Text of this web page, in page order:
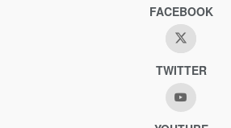
FACEBOOK
TWITTER